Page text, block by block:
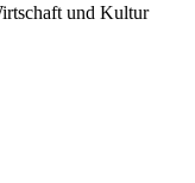
und Kultur